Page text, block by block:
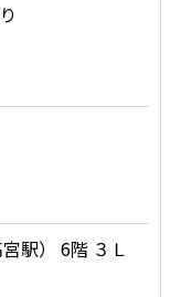
駅） 6階 ３Ｌ